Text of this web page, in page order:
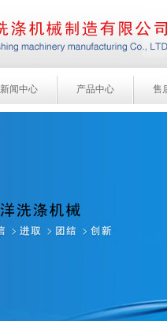
新闻中心 产品中心 售